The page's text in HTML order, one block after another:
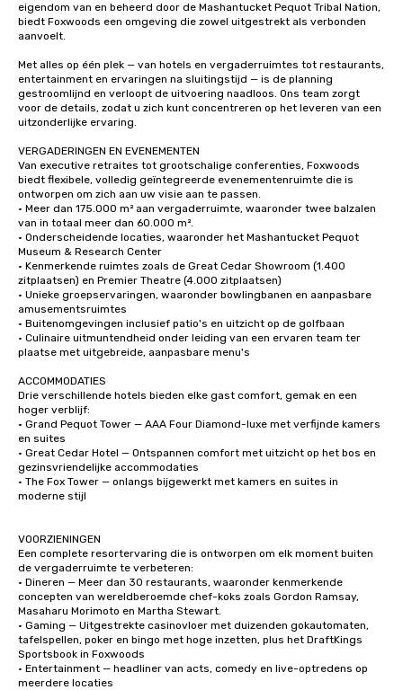
eigendom van en beheerd door de Mashantucket Pequot Tribal Nation,
biedt Foxwoods een omgeving die zowel uitgestrekt als verbonden
aanvoelt.
Met alles op één plek — van hotels en vergaderruimtes tot restaurants,
entertainment en ervaringen na sluitingstijd — is de planning
gestroomlijnd en verloopt de uitvoering naadloos. Ons team zorgt
voor de details, zodat u zich kunt concentreren op het leveren van een
uitzonderlijke ervaring.
VERGADERINGEN EN EVENEMENTEN
Van executive retraites tot grootschalige conferenties, Foxwoods
biedt flexibele, volledig geïntegreerde evenementenruimte die is
ontworpen om zich aan uw visie aan te passen.
• Meer dan 175.000 m² aan vergaderruimte, waaronder twee balzalen
van in totaal meer dan 60.000 m².
• Onderscheidende locaties, waaronder het Mashantucket Pequot
Museum & Research Center
• Kenmerkende ruimtes zoals de Great Cedar Showroom (1.400
zitplaatsen) en Premier Theatre (4.000 zitplaatsen)
• Unieke groepservaringen, waaronder bowlingbanen en aanpasbare
amusementsruimtes
• Buitenomgevingen inclusief patio's en uitzicht op de golfbaan
• Culinaire uitmuntendheid onder leiding van een ervaren team ter
plaatse met uitgebreide, aanpasbare menu's
ACCOMMODATIES
Drie verschillende hotels bieden elke gast comfort, gemak en een
hoger verblijf:
• Grand Pequot Tower — AAA Four Diamond-luxe met verfijnde kamers
en suites
• Great Cedar Hotel — Ontspannen comfort met uitzicht op het bos en
gezinsvriendelijke accommodaties
• The Fox Tower — onlangs bijgewerkt met kamers en suites in
moderne stijl
VOORZIENINGEN
Een complete resortervaring die is ontworpen om elk moment buiten
de vergaderruimte te verbeteren:
• Dineren — Meer dan 30 restaurants, waaronder kenmerkende
concepten van wereldberoemde chef-koks zoals Gordon Ramsay,
Masaharu Morimoto en Martha Stewart.
• Gaming — Uitgestrekte casinovloer met duizenden gokautomaten,
tafelspellen, poker en bingo met hoge inzetten, plus het DraftKings
Sportsbook in Foxwoods
• Entertainment — headliner van acts, comedy en live-optredens op
meerdere locaties